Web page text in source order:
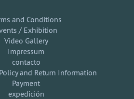
and Conditions
/ Exhibition
Video Gallery
Impressum
contacto
and Return Information
Payment
expedición